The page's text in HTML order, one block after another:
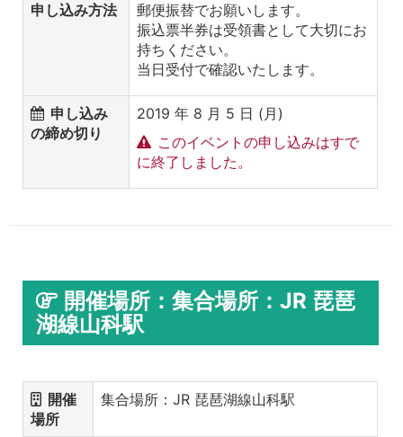
申し込み方法
郵便振替でお願いします。
振込票半券は受領書として大切にお
持ちください。
当日受付で確認いたします。
申し込み
の締め切り
2019 年 8 月 5 日 (月)
このイベントの申し込みはすで
に終了しました。
開催場所：集合場所：JR 琵琶
湖線山科駅
開催
場所
集合場所：JR 琵琶湖線山科駅